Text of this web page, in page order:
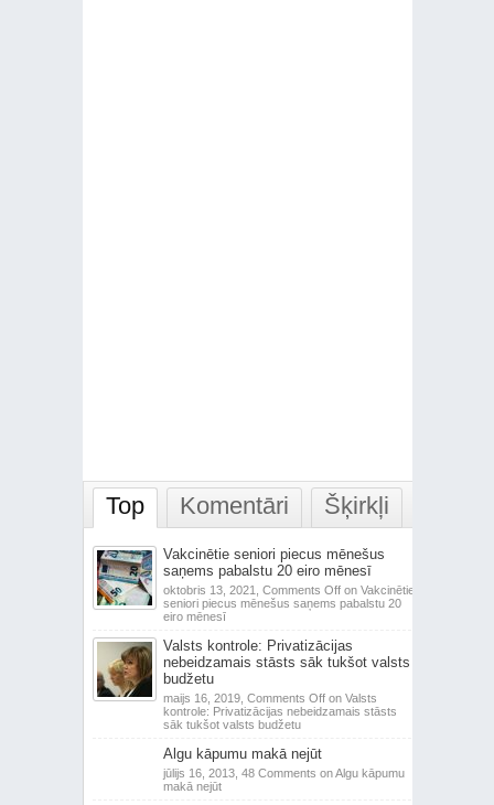
Top Komentāri Šķirkļi
Vakcinētie seniori piecus mēnešus
saņems pabalstu 20 eiro mēnesī
oktobris 13, 2021, Comments Offon Vakcinētie
seniori piecus mēnešus saņems pabalstu 20
eiro mēnesī
Valsts kontrole: Privatizācijas
nebeidzamais stāsts sāk tukšot valsts
budžetu
maijs 16, 2019, Comments Offon Valsts
kontrole: Privatizācijas nebeidzamais stāsts
sāk tukšot valsts budžetu
Algu kāpumu makā nejūt
jūlijs 16, 2013, 48 Comments on Algu kāpumu
makā nejūt